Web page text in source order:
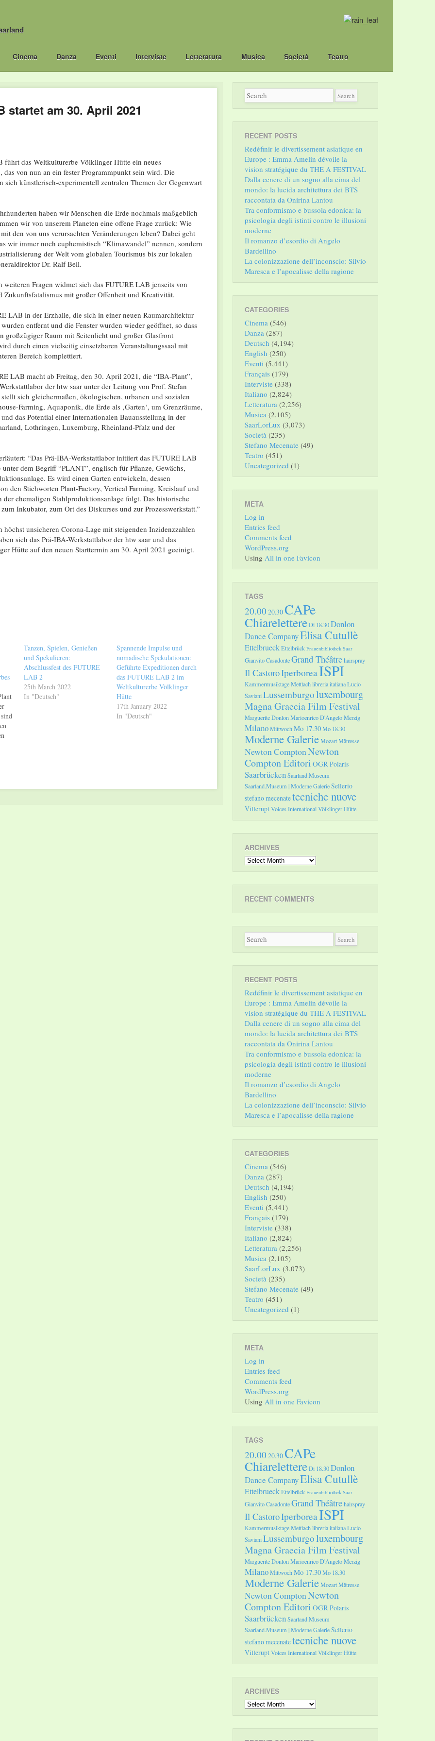
Cinema Danza Eventi Interviste Letteratura Musica Società Teatro
startet am 30. April 2021
führt das Weltkulturerbe Völklinger Hütte ein neues
das von nun an ein fester Programmpunkt sein wird. Die
sich künstlerisch-experimentell zentralen Themen der Gegenwart
haben wir Menschen die Erde nochmals maßgeblich
wir von unserem Planeten eine offene Frage zurück: Wie
den von uns verursachten Veränderungen leben? Dabei geht
wir immer noch euphemistisch “Klimawandel” nennen, sondern
der Welt vom globalen Tourismus bis zur lokalen
Dr. Ralf Beil.
weiteren Fragen widmet sich das FUTURE LAB jenseits von
Zukunftsfatalismus mit großer Offenheit und Kreativität.
LAB in der Erzhalle, die sich in einer neuen Raumarchitektur
entfernt und die Fenster wurden wieder geöffnet, so dass
großzügiger Raum mit Seitenlicht und großer Glasfront
durch einen vielseitig einsetzbaren Veranstaltungssaal mit
Bereich komplettiert.
LAB macht ab Freitag, den 30. April 2021, die “IBA-Plant”,
der htw saar unter der Leitung von Prof. Stefan
sich gleichermaßen, ökologischen, urbanen und sozialen
Farming, Aquaponik, die Erde als ‚Garten‘, um Grenzräume,
das Potential einer Internationalen Bauausstellung in der
Lothringen, Luxemburg, Rheinland-Pfalz und der
“Das Prä-IBA-Werkstattlabor initiiert das FUTURE LAB
dem Begriff “PLANT”, englisch für Pflanze, Gewächs,
Es wird einen Garten entwickeln, dessen
den Stichworten Plant-Factory, Vertical Farming, Kreislauf und
der ehemaligen Stahlproduktionsanlage folgt. Das historische
Inkubator, zum Ort des Diskurses und zur Prozesswerkstatt.”
unsicheren Corona-Lage mit steigenden Inzidenzzahlen
sich das Prä-IBA-Werkstattlabor der htw saar und das
Hütte auf den neuen Starttermin am 30. April 2021 geeinigt.
Tanzen, Spielen, Genießen
und Spekulieren:
Abschlussfest des FUTURE
LAB 2
25th March 2022
In "Deutsch"
Spannende Impulse und
nomadische Spekulationen:
Geführte Expeditionen durch
das FUTURE LAB 2 im
Weltkulturerbe Völklinger
Hütte
17th January 2022
In "Deutsch"
RECENT POSTS
Redéfinir le divertissement asiatique en
Europe : Emma Amelin dévoile la
vision stratégique du THE A FESTIVAL
Dalla cenere di un sogno alla cima del
mondo: la lucida architettura dei BTS
raccontata da Onirina Lantou
Tra conformismo e bussola edonica: la
psicologia degli istinti contro le illusioni
moderne
Il romanzo d’esordio di Angelo
Bardellino
La colonizzazione dell’inconscio: Silvio
Maresca e l’apocalisse della ragione
CATEGORIES
Cinema (546)
Danza (287)
Deutsch (4,194)
English (250)
Eventi (5,441)
Français (179)
Interviste (338)
Italiano (2,824)
Letteratura (2,256)
Musica (2,105)
SaarLorLux (3,073)
Società (235)
Stefano Mecenate (49)
Teatro (451)
Uncategorized (1)
META
Log in
Entries feed
Comments feed
WordPress.org
Using All in one Favicon
TAGS
20.00 20.30CAPe
ChiarelettereDi 18.30Donlon
Dance CompanyElisa Cutullè
EttelbrueckEttelbrück Frauenbibliothek Saar
Gianvito CasadonteGrand Théâtrehairspray
Il CastoroIperboreaISPI
Kammermusiktage Mettlachlibreria italianaLucio
SavianiLussemburgoluxembourg
Magna Graecia Film Festival
Marguerite DonlonMarioenrico D'AngeloMerzig
MilanoMittwochMo 17.30Mo 18.30
Moderne GalerieMozartMätresse
Newton ComptonNewton
Compton Editori OGRPolaris
SaarbrückenSaarland.Museum
Saarland.Museum | Moderne GalerieSellerio
stefano mecenatetecniche nuove
VilleruptVoices InternationalVölklinger Hütte
ARCHIVES
Archives
RECENT COMMENTS
RECENT POSTS
Redéfinir le divertissement asiatique en
Europe : Emma Amelin dévoile la
vision stratégique du THE A FESTIVAL
Dalla cenere di un sogno alla cima del
mondo: la lucida architettura dei BTS
raccontata da Onirina Lantou
Tra conformismo e bussola edonica: la
psicologia degli istinti contro le illusioni
moderne
Il romanzo d’esordio di Angelo
Bardellino
La colonizzazione dell’inconscio: Silvio
Maresca e l’apocalisse della ragione
CATEGORIES
Cinema (546)
Danza (287)
Deutsch (4,194)
English (250)
Eventi (5,441)
Français (179)
Interviste (338)
Italiano (2,824)
Letteratura (2,256)
Musica (2,105)
SaarLorLux (3,073)
Società (235)
Stefano Mecenate (49)
Teatro (451)
Uncategorized (1)
META
Log in
Entries feed
Comments feed
WordPress.org
Using All in one Favicon
TAGS
20.00 20.30CAPe
ChiarelettereDi 18.30Donlon
Dance CompanyElisa Cutullè
EttelbrueckEttelbrück Frauenbibliothek Saar
Gianvito CasadonteGrand Théâtrehairspray
Il CastoroIperboreaISPI
Kammermusiktage Mettlachlibreria italianaLucio
SavianiLussemburgoluxembourg
Magna Graecia Film Festival
Marguerite DonlonMarioenrico D'AngeloMerzig
MilanoMittwochMo 17.30Mo 18.30
Moderne GalerieMozartMätresse
Newton ComptonNewton
Compton Editori OGRPolaris
SaarbrückenSaarland.Museum
Saarland.Museum | Moderne GalerieSellerio
stefano mecenatetecniche nuove
VilleruptVoices InternationalVölklinger Hütte
ARCHIVES
Archives